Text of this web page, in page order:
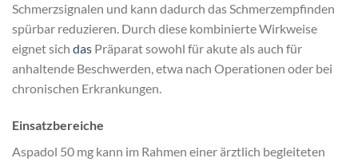
Schmerzsignalen und kann dadurch das Schmerzempfinden
spürbar reduzieren. Durch diese kombinierte Wirkweise
eignet sich das Präparat sowohl für akute als auch für
anhaltende Beschwerden, etwa nach Operationen oder bei
chronischen Erkrankungen.
Einsatzbereiche
Aspadol 50 mg kann im Rahmen einer ärztlich begleiteten